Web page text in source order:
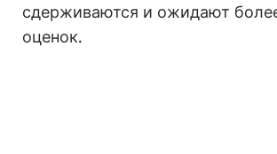
сдерживаются и ожидают
оценок.